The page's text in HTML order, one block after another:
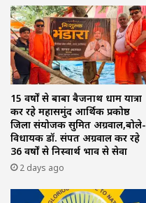
15 वर्षों से बाबा बैजनाथ धाम यात्रा
कर रहे महासमुंद आर्थिक प्रकोष्ठ
जिला संयोजक सुमित अग्रवाल,बोले-
विधायक डॉ. संपत अग्रवाल कर रहे
36 वर्षों से निस्वार्थ भाव से सेवा
2 days ago